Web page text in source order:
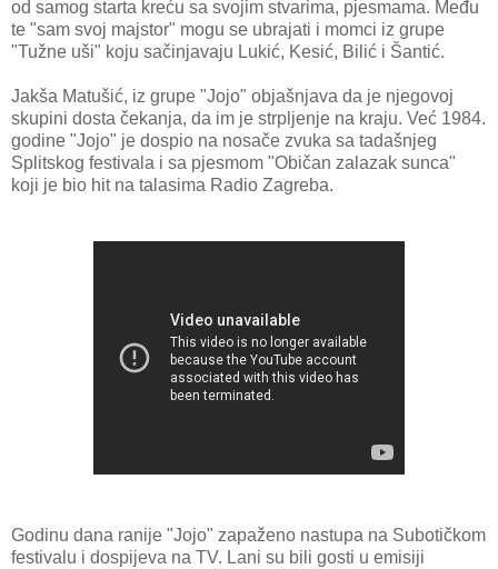
od samog starta kreću sa svojim stvarima, pjesmama. Među
te "sam svoj majstor" mogu se ubrajati i momci iz grupe
"Tužne uši" koju sačinjavaju Lukić, Kesić, Bilić i Šantić.
Jakša Matušić, iz grupe "Jojo" objašnjava da je njegovoj
skupini dosta čekanja, da im je strpljenje na kraju. Već 1984.
godine "Jojo" je dospio na nosače zvuka sa tadašnjeg
Splitskog festivala i sa pjesmom "Običan zalazak sunca"
koji je bio hit na talasima Radio Zagreba.
Godinu dana ranije "Jojo" zapaženo nastupa na Subotičkom
festivalu i dospijeva na TV. Lani su bili gosti u emisiji